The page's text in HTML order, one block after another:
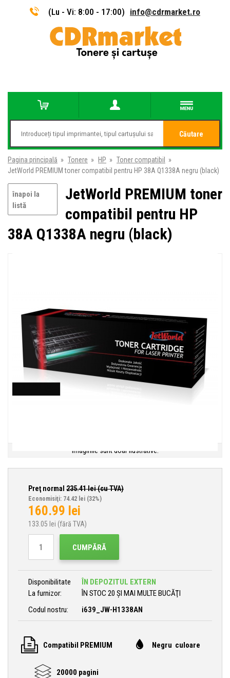
(Lu - Vi: 8:00 - 17:00) info@cdrmarket.ro
Căutare
Pagina principală » Tonere » HP » Toner compatibil
»
JetWorld PREMIUM toner compatibil pentru HP 38A Q1338A negru (black)
înapoi la
listă
JetWorld PREMIUM toner
compatibil pentru HP
38A Q1338A negru (black)
Imaginile sunt doar ilustrative.
Preţ normal 235.41lei (cu TVA)
Economisiţi: 74.42 lei (32%)
160.99 lei
133.05 lei (fără TVA)
CUMPĂRĂ
Disponibilitate
ÎN DEPOZITUL EXTERN
La furnizor:
ÎN STOC 20 ȘI MAI MULTE BUCĂŢI
Codul nostru:
i639_JW-H1338AN
Compatibil PREMIUM Negru culoare
20000 pagini